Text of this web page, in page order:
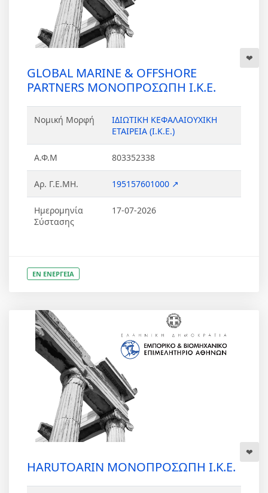
GLOBAL MARINE & OFFSHORE
PARTNERS ΜΟΝΟΠΡΟΣΩΠΗ Ι.Κ.Ε.
Νομική Μορφή
ΙΔΙΩΤΙΚΗ ΚΕΦΑΛΑΙΟΥΧΙΚΗ
ΕΤΑΙΡΕΙΑ (Ι.Κ.Ε.)
Α.Φ.Μ 803352338
Αρ. Γ.Ε.ΜΗ. 195157601000 ↗
Ημερομηνία
Σύστασης
17-07-2026
ΕΝ ΕΝΕΡΓΕΙΑ
HARUTOARIN ΜΟΝΟΠΡΟΣΩΠΗ Ι.Κ.Ε.